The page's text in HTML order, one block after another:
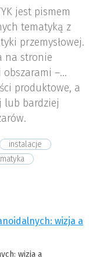
jest pismem
tematyką z
przemysłowej.
na stronie
–
produktowe, a
lub bardziej
instalacje
wizja a